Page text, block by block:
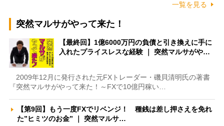
一覧を見る
突然マルサがやって来た！
【最終回】1億6000万円の負債と引き換えに手に
入れたプライスレスな経験 ｜ 突然マルサがや…
2009年12月に発行された元FXトレーダー・磯貝清明氏の著書
『突然マルサがやって来た！～FXで10億円稼い…
【第9回】もう一度FXでリベンジ！ 種銭は差し押さえを免れ
た”ヒミツのお金” ｜ 突然マルサ…